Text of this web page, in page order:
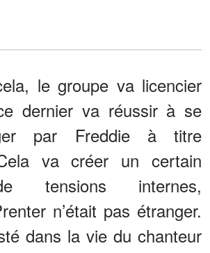
le groupe va licencier
dernier va réussir à se
par Freddie à titre
va créer un certain
tensions internes,
n’était pas étranger.
dans la vie du chanteur